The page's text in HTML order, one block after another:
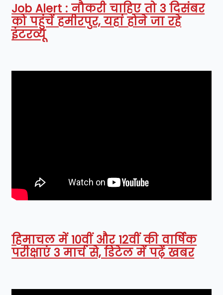
Job Alert : नौकरी चाहिए तो 3 दिसंबर
को पहुंचें हमीरपुर, यहां होने जा रहे
इंटरव्यू
हिमाचल में 10वीं और 12वीं की वार्षिक
परीक्षाएं 3 मार्च से, डिटेल में पढ़ें खबर